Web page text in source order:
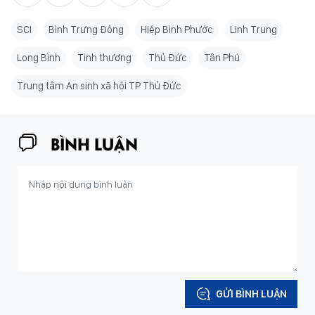
SCI Bình Trưng Đông Hiệp Bình Phước Linh Trung
Long Bình Tình thương Thủ Đức Tân Phú
Trung tâm An sinh xã hội TP Thủ Đức
BÌNH LUẬN
GỬI BÌNH LUẬN